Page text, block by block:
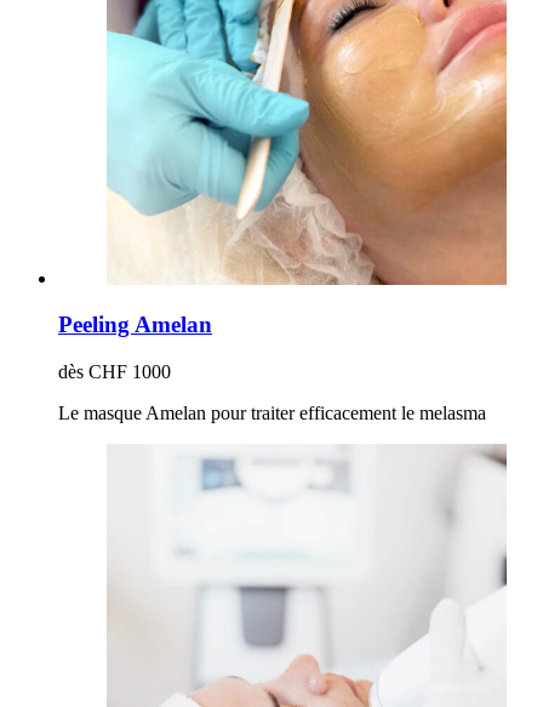
Peeling Amelan
dès CHF 1000
Le masque Amelan pour traiter efficacement le melasma